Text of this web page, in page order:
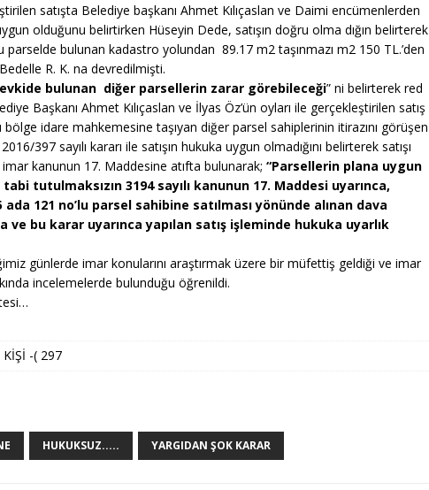
satışta Belediye başkanı Ahmet Kılıçaslan ve Daimi encümenlerden
uygun olduğunu belirtirken Hüseyin Dede, satışın doğru olma dığın belirterek
bulunan kadastro yolundan 89.17 m2 taşınmazı m2 150 TL.’den
R. K. na devredilmişti.
bulunan diğer parsellerin zarar görebileceği” ni belirterek red
Başkanı Ahmet Kılıçaslan ve İlyas Öz’ün oyları ile gerçekleştirilen satış
idare mahkemesine taşıyan diğer parsel sahiplerinin itirazını görüşen
397 sayılı kararı ile satışın hukuka uygun olmadığını belirterek satışı
kanunun 17. Maddesine atıfta bulunarak; “Parsellerin plana uygun
tutulmaksızın 3194 sayılı kanunun 17. Maddesi uyarınca,
121 no’lu parsel sahibine satılması yönünde alınan dava
ve bu karar uyarınca yapılan satış işleminde hukuka uyarlık
günlerde imar konularını araştırmak üzere bir müfettiş geldiği ve imar
incelemelerde bulunduğu öğrenildi.
-( 297
HUKUKSUZ..... YARGIDAN ŞOK KARAR